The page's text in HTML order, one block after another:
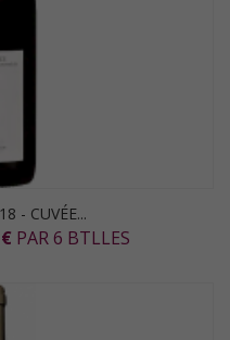
- CUVÉE...
PAR 6 BTLLES